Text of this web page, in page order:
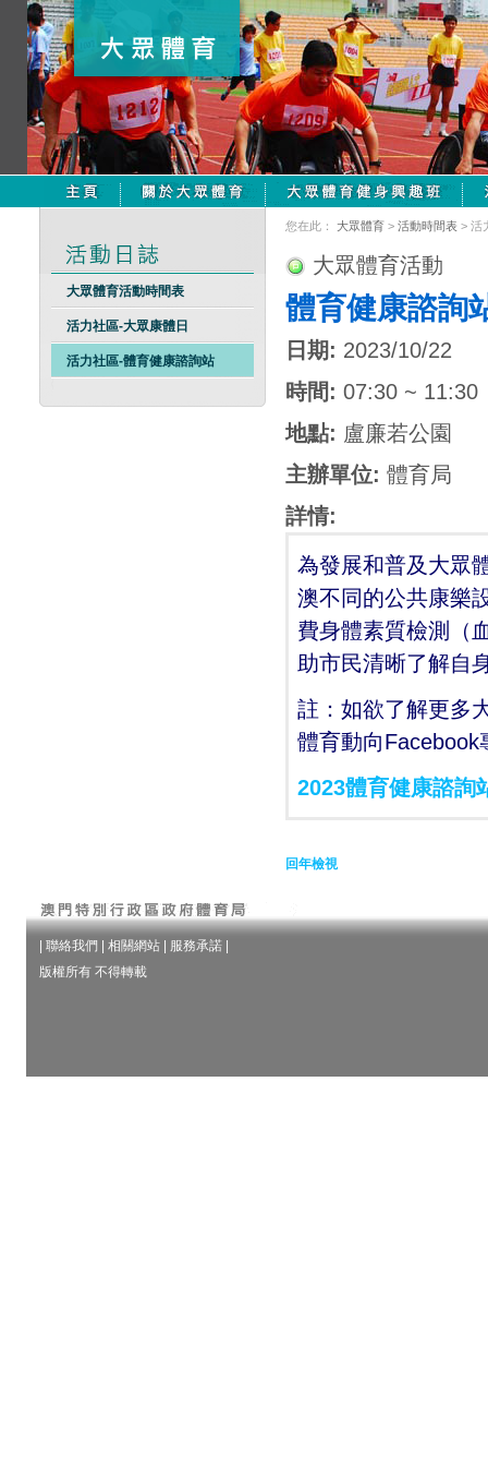
大眾體育活動時間表
活力社區-大眾康體日
活力社區-體育健康諮詢站
您在此： 大眾體育 > 活動時間表 > 活
大眾體育活動
體育健康諮詢
日期: 2023/10/22
時間: 07:30 ~ 11:30
地點: 盧廉若公園
主辦單位: 體育局
詳情:
為發展和普及大眾
澳不同的公共康樂
費身體素質檢測（
助市民清晰了解自
註：如欲了解更多
體育動向Facebook
2023體育健康諮詢
回年檢視
聯絡我們 相關網站 服務承諾
版權所有 不得轉載